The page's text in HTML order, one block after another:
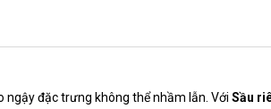
ngậy đặc trưng không thể nhầm lẫn. Với Sầu